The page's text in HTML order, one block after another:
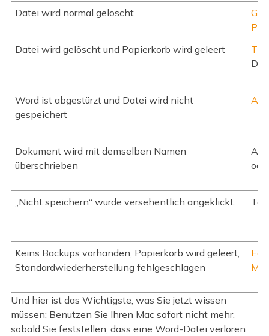
Datei wird normal gelöscht
Datei wird gelöscht und Papierkorb wird geleert
Word ist abgestürzt und Datei wird nicht
gespeichert
Dokument wird mit demselben Namen
überschrieben
„Nicht speichern“ wurde versehentlich angeklickt.
Keins Backups vorhanden, Papierkorb wird geleert,
Standardwiederherstellung fehlgeschlagen
Mac
Und hier ist das Wichtigste, was Sie jetzt wissen
müssen: Benutzen Sie Ihren Mac sofort nicht mehr,
sobald Sie feststellen, dass eine Word-Datei verloren